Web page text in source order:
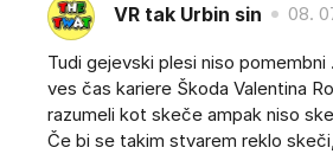
VR tak Urbin sin 08.
Tudi gejevski plesi niso pomembni
ves čas kariere Škoda Valentina
razumeli kot skeče ampak niso
Če bi se takim stvarem reklo